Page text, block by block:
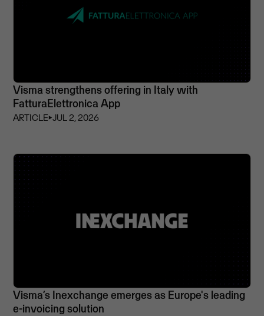
Visma strengthens offering in Italy with
FatturaElettronica App
ARTICLE⏵JUL 2, 2026
Visma’s Inexchange emerges as Europe's leading
e-invoicing solution